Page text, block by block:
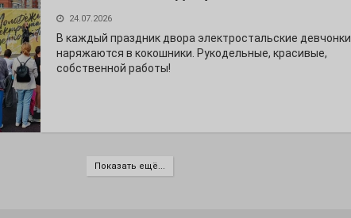
24.07.2026
В каждый праздник двора электростальские девчонки
наряжаются в кокошники. Рукодельные, красивые,
собственной работы!
Показать ещё...